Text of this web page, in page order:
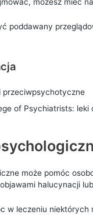
poddawany
przeciwpsychotyczne
of Psychiatrists: leki
może pomóc
halucynacji
w leczeniu niektórych